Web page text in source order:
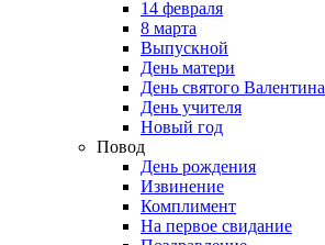
14 февраля
8 марта
Выпускной
День матери
День святого Валентина
День учителя
Новый год
Повод
День рождения
Извинение
Комплимент
На первое свидание